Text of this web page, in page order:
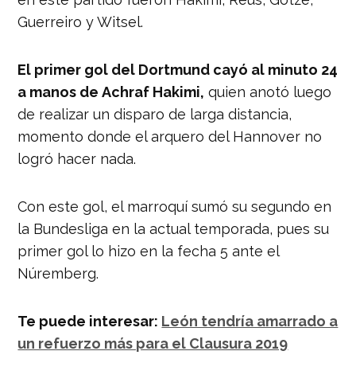
Guerreiro y Witsel.
El primer gol del Dortmund cayó al minuto 24
a manos de Achraf Hakimi, quien anotó luego
de realizar un disparo de larga distancia,
momento donde el arquero del Hannover no
logró hacer nada.
Con este gol, el marroquí sumó su segundo en
la Bundesliga en la actual temporada, pues su
primer gol lo hizo en la fecha 5 ante el
Núremberg.
Te puede interesar: León tendría amarrado a
un refuerzo más para el Clausura 2019